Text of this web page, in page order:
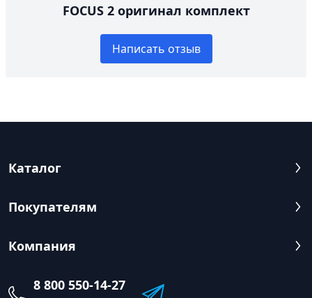
FOCUS 2 оригинал комплект
Написать отзыв
Каталог
Покупателям
Компания
8 800 550-14-27